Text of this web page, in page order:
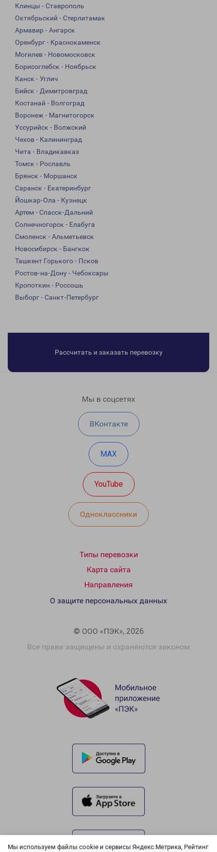
Мы используем файлы cookie и сервисы Яндекс.Метрика, Рейтинг
Клинцы - Ставрополь
Октябрьский - Стерлитамак
Армавир - Ангарск
Оренбург - Краснокаменск
Могилев - Новомосковск
Борисоглебск - Ноябрьск
Канск - Углич
Бийск - Димитровград
Костанай - Волгоград
Воронеж - Магнитогорск
Уссурийск - Волжский
Чехов - Калининград
Чита - Владикавказ
Томск - Рославль
Брянск - Моршанск
Саранск - Екатеринбург
Йошкар-Ола - Кузнецк
Артем - Спасск-Дальний
Солнечногорск - Елабуга
Смоленск - Альметьевск
Новосибирск - Бангкок
Ташкент Горького - Псков
Ростов-на-Дону - Чебоксары
Кропоткин - Россошь
Выборг - Санкт-Петербург
Рассчитать и заказать перевозку
Мы в соцсетях
ВКонтакте
MAX
YouTube
Одноклассники
Типы перевозки
Карта сайта
Направления
© ООО «ПЭК», 2026
Все права защищены и охраняются законом
О защите персональных данных